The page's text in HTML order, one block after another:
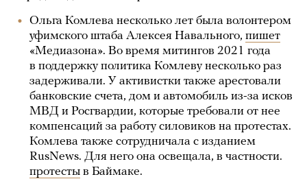
Ольга Комлева несколько лет была волонтером
уфимского штаба Алексея Навального, пишет
«Медиазона». Во время митингов 2021 года
в поддержку политика Комлеву несколько раз
задерживали. У активистки также арестовали
банковские счета, дом и автомобиль из-за исков
МВД и Росгвардии, которые требовали от нее
компенсаций за работу силовиков на протестах.
Комлева также сотрудничала с изданием
RusNews. Для него она освещала, в частности.
протесты в Баймаке.